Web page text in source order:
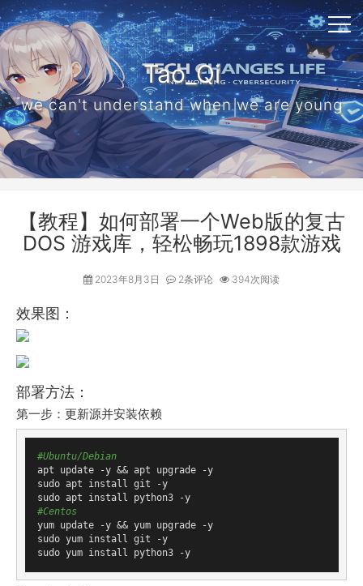
Tao_Qi
we can't understand when we are young
【教程】如何部署一个Web版的复古
DOS 游戏库，轻松畅玩1898款游戏
2023年8月3日 2条评论 394次阅读
效果图：
部署方法：
第一步：更新源并安装依赖
#Ubuntu/Debian
apt update -y && apt upgrade -y
sudo apt install git -y
#Centos
yum update -y && yum upgrade -y
sudo yum install git -y
sudo yum install python3 -y